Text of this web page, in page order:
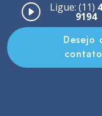
Ligue: (11)
9194
Desejo